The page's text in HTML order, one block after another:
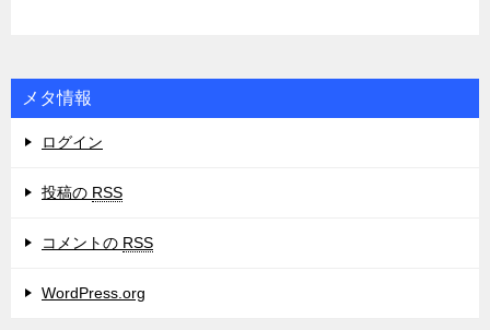
メタ情報
ログイン
投稿の RSS
コメントの RSS
WordPress.org